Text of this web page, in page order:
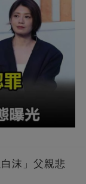
沫」父親悲